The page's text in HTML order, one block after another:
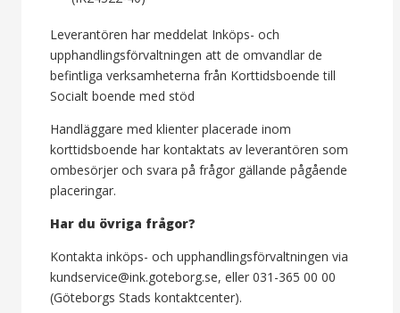
Leverantören har meddelat Inköps- och
upphandlingsförvaltningen att de omvandlar de
befintliga verksamheterna från Korttidsboende till
Socialt boende med stöd
Handläggare med klienter placerade inom
korttidsboende har kontaktats av leverantören som
ombesörjer och svara på frågor gällande pågående
placeringar.
Har du övriga frågor?
Kontakta inköps- och upphandlingsförvaltningen via
kundservice@ink.goteborg.se, eller 031-365 00 00
(Göteborgs Stads kontaktcenter).